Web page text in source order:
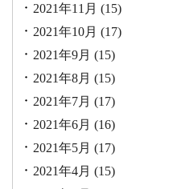
2021年11月 (15)
2021年10月 (17)
2021年9月 (15)
2021年8月 (15)
2021年7月 (17)
2021年6月 (16)
2021年5月 (17)
2021年4月 (15)